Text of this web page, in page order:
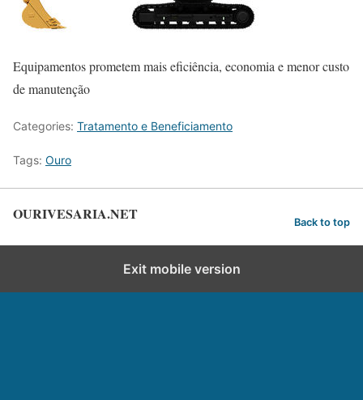
Equipamentos prometem mais eficiência, economia e menor custo
de manutenção
Categories: Tratamento e Beneficiamento
Tags: Ouro
OURIVESARIA.NET Back to top
Exit mobile version